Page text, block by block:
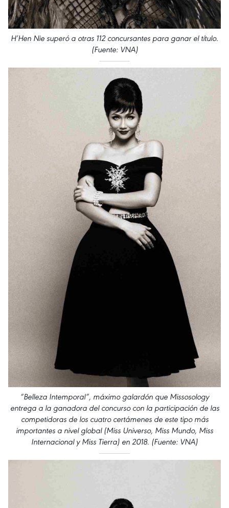
H’Hen Nie superó a otras 112 concursantes para ganar el título.
(Fuente: VNA)
“Belleza Intemporal”, máximo galardón que Missosology
entrega a la ganadora del concurso con la participación de las
competidoras de los cuatro certámenes de este tipo más
importantes a nivel global (Miss Universo, Miss Mundo, Miss
Internacional y Miss Tierra) en 2018. (Fuente: VNA)